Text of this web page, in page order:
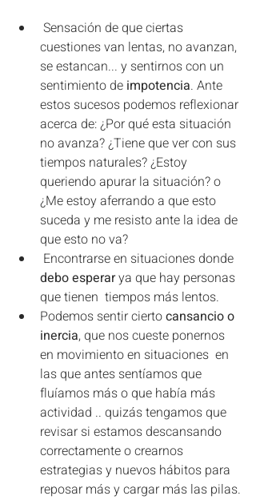
cuestiones van lentas, no avanzan,
se estancan... y sentirnos con un
sentimiento de impotencia. Ante
estos sucesos podemos reflexionar
acerca de: ¿Por qué esta situación
no avanza? ¿Tiene que ver con sus
tiempos naturales? ¿Estoy
queriendo apurar la situación? o
¿Me estoy aferrando a que esto
suceda y me resisto ante la idea de
que esto no va?
Encontrarse en situaciones donde
debo esperar ya que hay personas
que tienen  tiempos más lentos.
Podemos sentir cierto cansancio o
inercia, que nos cueste ponernos
en movimiento en situaciones  en
las que antes sentíamos que
fluíamos más o que había más
actividad .. quizás tengamos que
revisar si estamos descansando
correctamente o crearnos
estrategias y nuevos hábitos para
reposar más y cargar más las pilas.